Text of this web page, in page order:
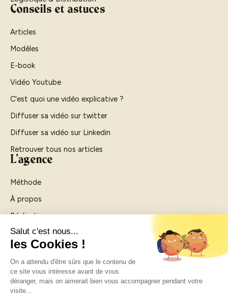
Conseils et astuces
Articles
Modèles
E-book
Vidéo Youtube
C'est quoi une vidéo explicative ?
Diffuser sa vidéo sur twitter
Diffuser sa vidéo sur Linkedin
Retrouver tous nos articles
L'agence
Méthode
À propos
Réalisations
Agence vidéo Rouen
Agence vidéo Paris
Contactez-nous